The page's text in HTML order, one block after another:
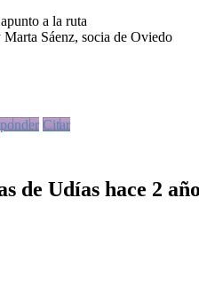
a la ruta
Marta Sáenz, socia de Oviedo
Citar
de Udías hace 2